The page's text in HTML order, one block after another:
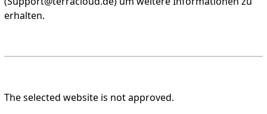
erhalten.
The selected website is not approved.